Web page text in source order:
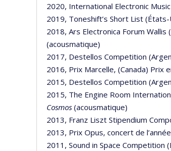
2020, International Electronic
2019, Toneshift’s Short List
2018, Ars Electronica Forum Wallis
(acousmatique)
2017, Destellos Competition
2016, Prix Marcelle, (Canada) Prix
2015, Destellos Competition
2015, The Engine Room
Cosmos (acousmatique)
2013, Franz Liszt Stipendium
2013, Prix Opus, concert de
2011, Sound in Space Competition